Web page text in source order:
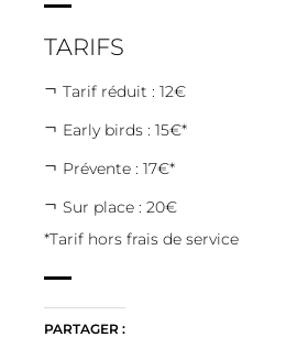
TARIFS
Tarif réduit : 12€
Early birds : 15€*
Prévente : 17€*
Sur place : 20€
*Tarif hors frais de service
PARTAGER :